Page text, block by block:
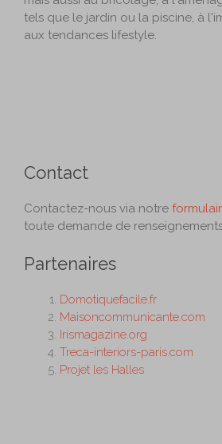
tels que le jardin ou la piscine, à
aux tendances lifestyle.
Contact
Contactez-nous via notre
toute demande de
Partenaires
Domotiquefacile.fr
Maisoncommunicante.com
Irismagazine.org
Treca-interiors-paris.com
Projet les Halles